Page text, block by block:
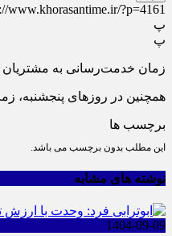
www.khorasantime.ir/?p=4161
پ
پ
زمان خدمت‌رسانی به مشتریان در شعب بانک‌ها در
همچنین در روز‌های پنجشنبه، زمان خدمت‌رسانی به
برچسب ها
این مطلب بدون برچسب می باشد.
نوشته های مشابه
1404-09-09